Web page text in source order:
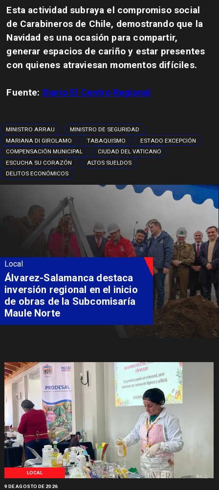
Esta actividad subraya el compromiso social
de Carabineros de Chile, demostrando que la
Navidad es una ocasión para compartir,
generar espacios de cariño y estar presentes
con quienes atraviesan momentos difíciles.
Fuente: Diario El Centro Regional
MINISTRO ARRAU
MINISTRO DE SEGURIDAD
MARIANA DI GIROLAMO
TABAQUISMO
ESTADO EXCEPCIÓN
COMPENSACIÓN MUNICIPAL
CIUDAD DEL VATICANO
ESCUCHA SU CORAZÓN
ALTOS SUELDOS
DELITOS ECONÓMICOS
LOCAL
9 DE AGOSTO DE 2026
Local
Álvarez-Salamanca destaca
inversión regional en el inicio
de obras de la Subcomisaría
Maule Norte